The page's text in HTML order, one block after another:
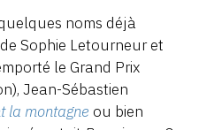
noms déjà
Sophie Letourneur et
le Grand Prix
Jean-Sébastien
la montagne ou bien